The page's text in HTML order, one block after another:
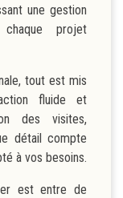
une gestion
projet
tout est mis
fluide et
des visites,
détail compte
à vos besoins.
est entre de